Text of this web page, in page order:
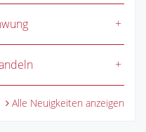
Alle Neuigkeiten anzeigen